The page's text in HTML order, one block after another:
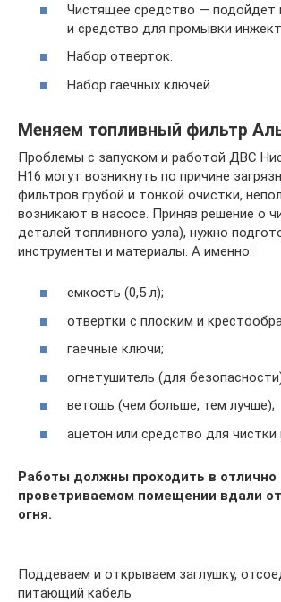
Чистящее средство — подойдет
и средство для промывки
Набор отверток.
Набор гаечных ключей.
Меняем топливный фильтр
Проблемы с запуском и работой ДВС
Н16 могут возникнуть по причине
фильтров грубой и тонкой очистки,
возникают в насосе. Приняв решение о
деталей топливного узла), нужно
инструменты и материалы. А именно:
емкость (0,5 л);
отвертки с плоским и
гаечные ключи;
огнетушитель (для
ветошь (чем больше, тем лучше);
ацетон или средство для чистки
Работы должны проходить в отлично
проветриваемом помещении вдали
огня.
Поддеваем и открываем заглушку,
питающий кабель